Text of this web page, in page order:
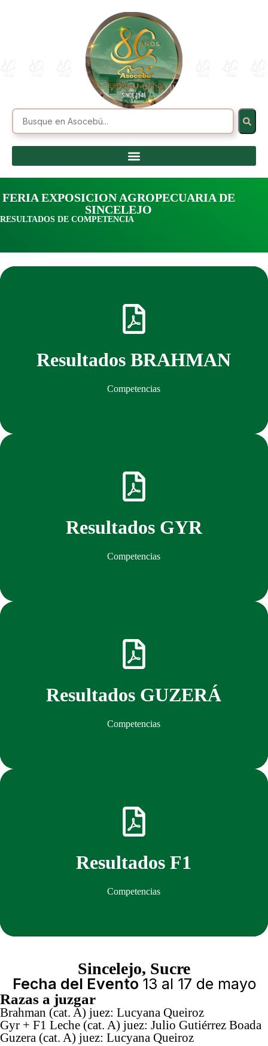
FERIA EXPOSICION AGROPECUARIA DE
SINCELEJO
RESULTADOS DE COMPETENCIA
Resultados BRAHMAN
Competencias
Resultados GYR
Competencias
Resultados GUZERÁ
Competencias
Resultados F1
Competencias
Sincelejo, Sucre
Fecha del Evento 13 al 17 de mayo
Razas a juzgar
Brahman (cat. A) juez: Lucyana Queiroz
Gyr + F1 Leche (cat. A) juez: Julio Gutiérrez Boada
Guzera (cat. A) juez: Lucyana Queiroz